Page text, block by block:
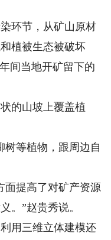
环节，从矿山原材
植被生态被破坏
间当地开矿留下的
的山坡上覆盖植
等植物，跟周边自
提高了对矿产资源
。”赵贵秀说。
用三维立体建模还